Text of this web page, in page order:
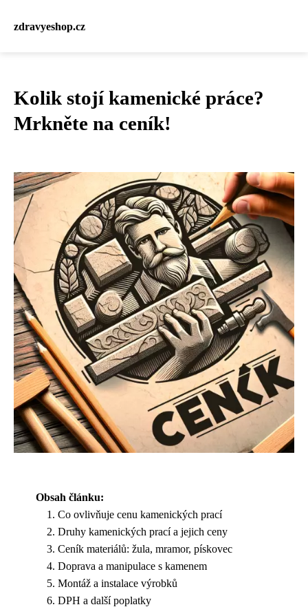
zdravyeshop.cz
Kolik stojí kamenické práce?
Mrkněte na ceník!
Obsah článku:
Co ovlivňuje cenu kamenických prací
Druhy kamenických prací a jejich ceny
Ceník materiálů: žula, mramor, pískovec
Doprava a manipulace s kamenem
Montáž a instalace výrobků
DPH a další poplatky